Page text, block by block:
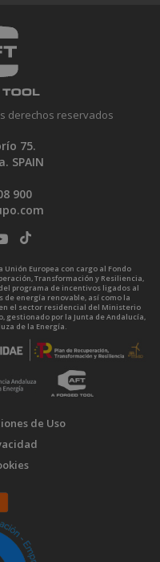
derechos reservados
75.
SPAIN
900
Unión Europea con cargo al Fondo
Transformación y Resiliencia,
programa de incentivos ligados al
energía renovable, así como la
el sector residencial del Ministerio
gestionado por la Junta de Andalucía,
de la Energía.
de Uso